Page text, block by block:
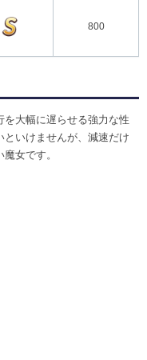
800
大幅に遅らせる強力な性
いけませんが、減速だけ
女です。